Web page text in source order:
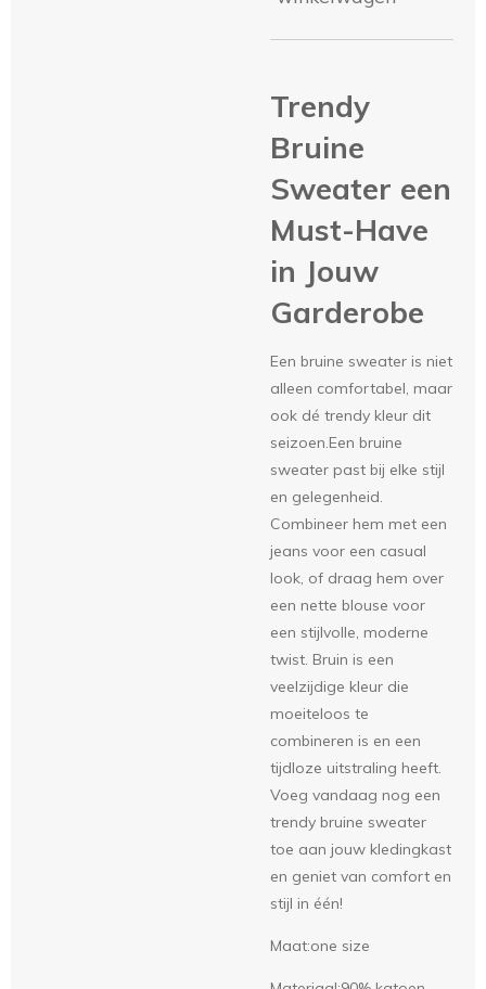
Trendy
Bruine
Sweater een
Must-Have
in Jouw
Garderobe
Een bruine sweater is niet
alleen comfortabel, maar
ook dé trendy kleur dit
seizoen.Een bruine
sweater past bij elke stijl
en gelegenheid.
Combineer hem met een
jeans voor een casual
look, of draag hem over
een nette blouse voor
een stijlvolle, moderne
twist. Bruin is een
veelzijdige kleur die
moeiteloos te
combineren is en een
tijdloze uitstraling heeft.
Voeg vandaag nog een
trendy bruine sweater
toe aan jouw kledingkast
en geniet van comfort en
stijl in één!
Maat:one size